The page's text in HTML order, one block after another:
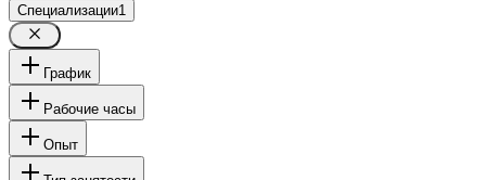
Специализации1
График
Рабочие часы
Опыт